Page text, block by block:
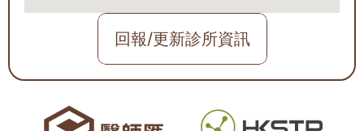
回報/更新診所資訊